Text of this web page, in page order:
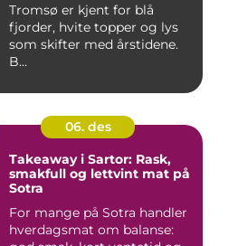
Tromsø er kjent for blå
fjorder, hvite topper og lys
som skifter med årstidene.
B...
06. des
Takeaway i Sartor: Rask,
smakfull og lettvint mat på
Sotra
For mange på Sotra handler
hverdagsmat om balanse: